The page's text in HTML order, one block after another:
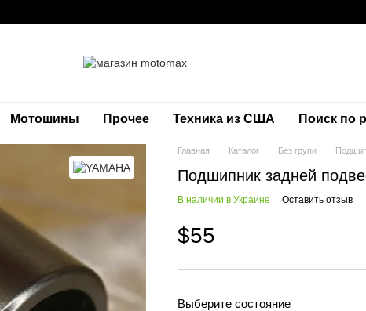
Мотошины Прочее Техника из США Поиск по
Главная Каталог Без групи
Подшипник задней
В наличии в Украине Оставить отзыв
$55
Выберите состояние